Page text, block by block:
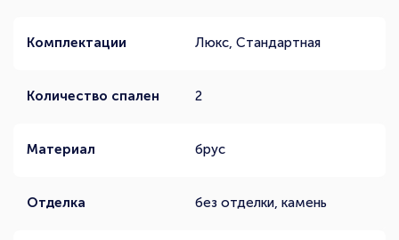
Комплектации Люкс, Стандартная
Количество спален 2
Материал брус
Отделка без отделки, камень